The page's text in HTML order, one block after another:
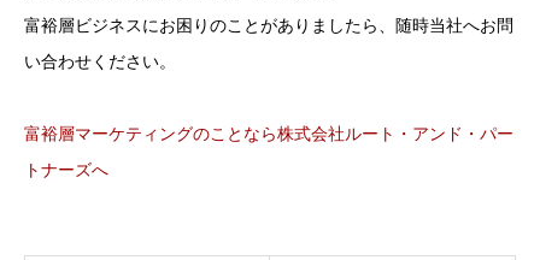
富裕層ビジネスにお困りのことがありましたら、随時当社へお問
い合わせください。
富裕層マーケティングのことなら株式会社ルート・アンド・パー
トナーズへ